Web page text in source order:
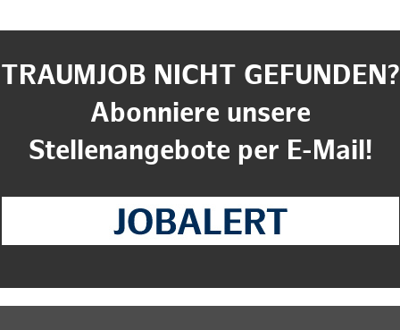
TRAUMJOB NICHT GEFUNDEN?
Abonniere unsere
Stellenangebote per E-Mail!